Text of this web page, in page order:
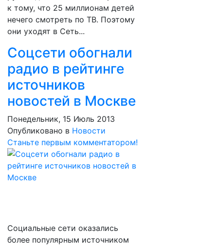
к тому, что 25 миллионам детей
нечего смотреть по ТВ. Поэтому
они уходят в Сеть...
Соцсети обогнали
радио в рейтинге
источников
новостей в Москве
Понедельник, 15 Июль 2013
Опубликовано в Новости
Станьте первым комментатором!
Социальные сети оказались
более популярным источником